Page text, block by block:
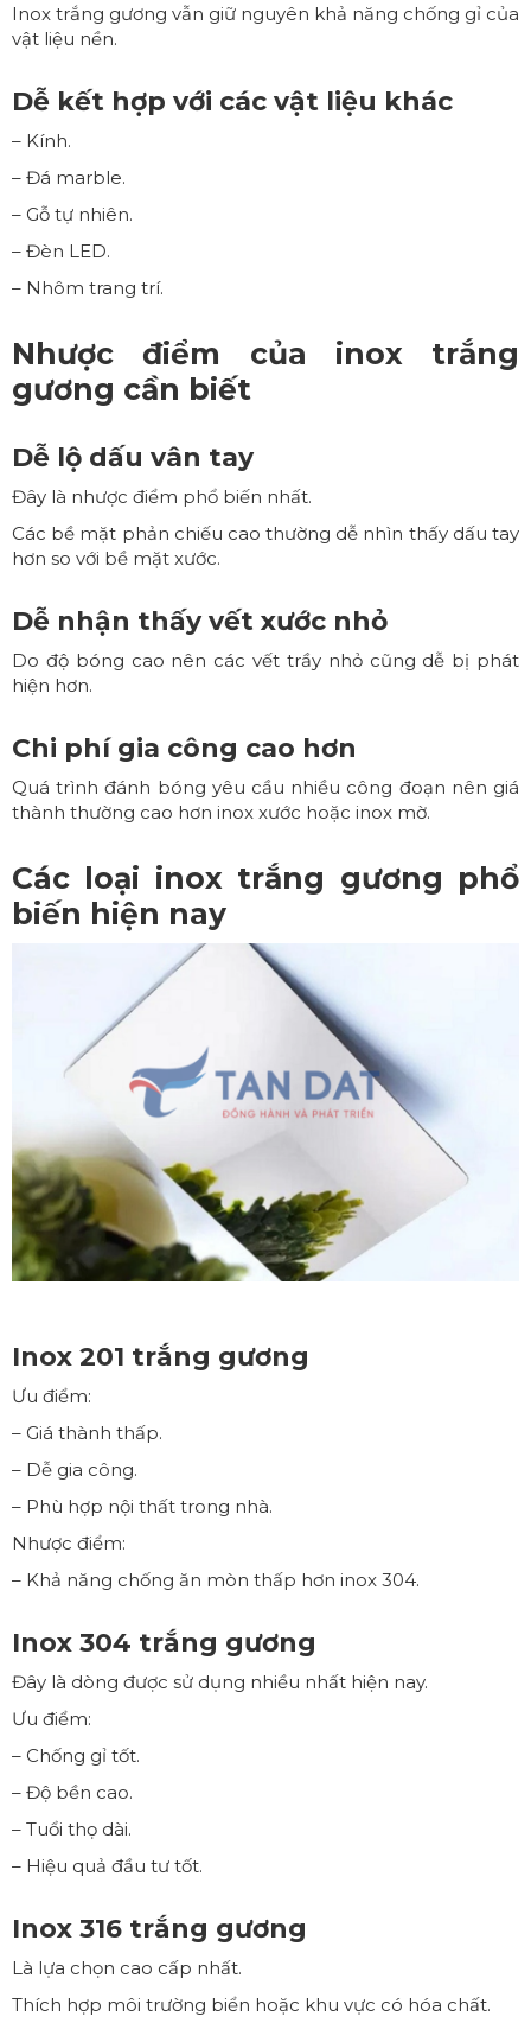
Inox trắng gương vẫn giữ nguyên khả năng chống gỉ của
vật liệu nền.
Dễ kết hợp với các vật liệu khác
– Kính.
– Đá marble.
– Gỗ tự nhiên.
– Đèn LED.
– Nhôm trang trí.
Nhược điểm của inox trắng
gương cần biết
Dễ lộ dấu vân tay
Đây là nhược điểm phổ biến nhất.
Các bề mặt phản chiếu cao thường dễ nhìn thấy dấu tay
hơn so với bề mặt xước.
Dễ nhận thấy vết xước nhỏ
Do độ bóng cao nên các vết trầy nhỏ cũng dễ bị phát
hiện hơn.
Chi phí gia công cao hơn
Quá trình đánh bóng yêu cầu nhiều công đoạn nên giá
thành thường cao hơn inox xước hoặc inox mờ.
Các loại inox trắng gương phổ
biến hiện nay
Inox 201 trắng gương
Ưu điểm:
– Giá thành thấp.
– Dễ gia công.
– Phù hợp nội thất trong nhà.
Nhược điểm:
– Khả năng chống ăn mòn thấp hơn inox 304.
Inox 304 trắng gương
Đây là dòng được sử dụng nhiều nhất hiện nay.
Ưu điểm:
– Chống gỉ tốt.
– Độ bền cao.
– Tuổi thọ dài.
– Hiệu quả đầu tư tốt.
Inox 316 trắng gương
Là lựa chọn cao cấp nhất.
Thích hợp môi trường biển hoặc khu vực có hóa chất.